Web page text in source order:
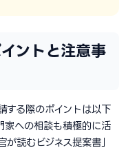
ントと注意事
する際のポイントは以下
家への相談も積極的に活
読むビジネス提案書」